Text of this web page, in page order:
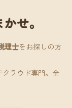
せ。
理士をお探しの方
ラウド専門。全